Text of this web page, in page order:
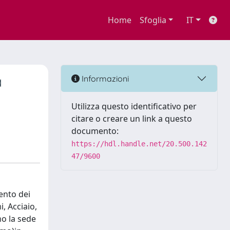
Home Sfoglia IT
dei
Acciaio,
la sede
Informazioni
Utilizza questo identificativo per
citare o creare un link a questo
documento:
https://hdl.handle.net/20.500.142
47/9600